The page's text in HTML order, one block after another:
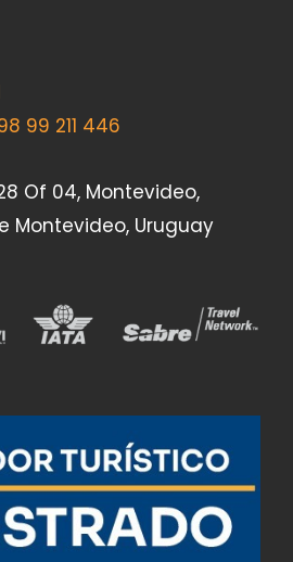
99 211 446
Of 04, Montevideo,
Montevideo, Uruguay